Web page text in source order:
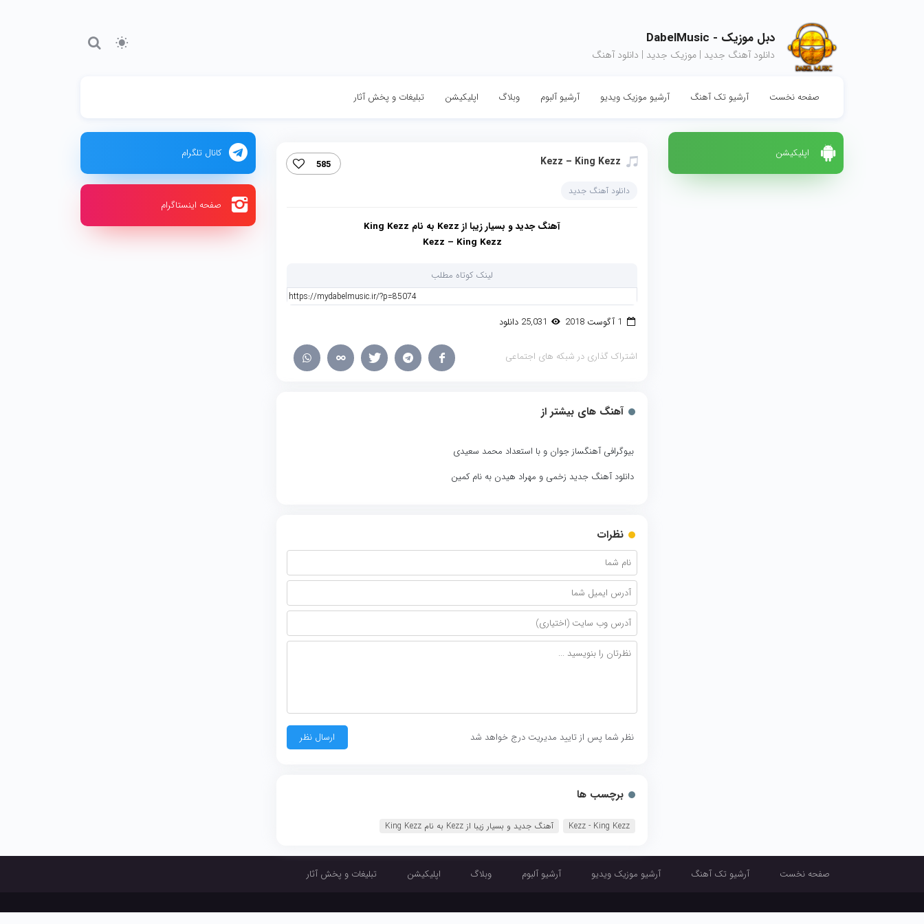
دبل موزیک - DabelMusic
دانلود آهنگ جدید | موزیک جدید | دانلود آهنگ
صفحه نخست آرشیو تک آهنگ آرشیو موزیک ویدیو آرشیو آلبوم وبلاگ اپلیکیشن تبلیغات و پخش آثار
اپلیکیشن
Kezz – King Kezz‏
585
دانلود آهنگ جدید
آهنگ جدید و بسیار زیبا از Kezz به نام King Kezz
Kezz – King Kezz
لینک کوتاه مطلب
اشتراک گذاری در شبکه های اجتماعی
آهنگ های بیشتر از
بیوگرافی آهنگساز جوان و با استعداد محمد سعیدی
دانلود آهنگ جدید زخمی و مهراد هیدن به نام کمین
نظرات
نظر شما پس از تایید مدیریت درج خواهد شد
برچسب ها
Kezz - King Kezz‏ آهنگ جدید و بسیار زیبا از Kezz به نام King Kezz
کانال تلگرام
صفحه اینستاگرام
صفحه نخست آرشیو تک آهنگ آرشیو موزیک ویدیو آرشیو آلبوم وبلاگ اپلیکیشن تبلیغات و پخش آثار